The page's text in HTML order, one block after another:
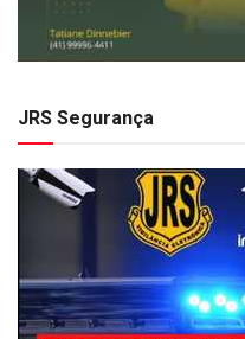
JRS Segurança